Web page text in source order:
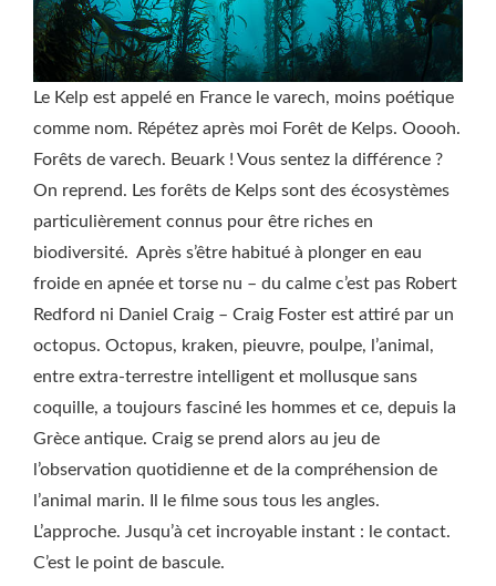
Le Kelp est appelé en France le varech, moins poétique
comme nom. Répétez après moi Forêt de Kelps. Ooooh.
Forêts de varech. Beuark ! Vous sentez la différence ?
On reprend. Les forêts de Kelps sont des écosystèmes
particulièrement connus pour être riches en
biodiversité. Après s’être habitué à plonger en eau
froide en apnée et torse nu – du calme c’est pas Robert
Redford ni Daniel Craig – Craig Foster est attiré par un
octopus. Octopus, kraken, pieuvre, poulpe, l’animal,
entre extra-terrestre intelligent et mollusque sans
coquille, a toujours fasciné les hommes et ce, depuis la
Grèce antique. Craig se prend alors au jeu de
l’observation quotidienne et de la compréhension de
l’animal marin. Il le filme sous tous les angles.
L’approche. Jusqu’à cet incroyable instant : le contact.
C’est le point de bascule.